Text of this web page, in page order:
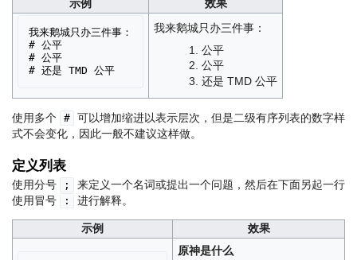
示例 效果
我来鹅城只办三件事：
# 公平
# 公平
# 还是 TMD 公平
我来鹅城只办三件事：
公平
公平
还是 TMD 公平
使用多个 # 可以增加缩进以表示层次，但是二级有序列表的数字样
式不会变化，因此一般不建议这样做。
定义列表
使用分号 ;
来定义一个名词或提出一个问题，然后在下面另起一行
使用冒号
: 进行解释。
示例 效果
原神是什么